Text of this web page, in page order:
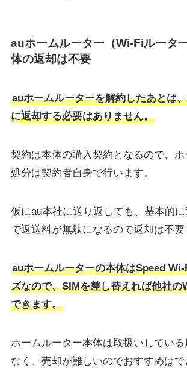
auホームルーター（Wi-Fiルータ
体の返却は不要
auホームルーターを解約したあとは
に返却する必要はありません。
契約は本体の購入契約となるので、
処分は契約者自身で行います。
仮にau本社に送り返しても、基本的
で返送料が無駄になるので返却は不要
auホームルーターの本体はSpeed
ズなので、SIMを差し替えれば他社の
できます。
ホームルーター本体は取扱いしてい
なく、売却が難しいのでおすすめはで